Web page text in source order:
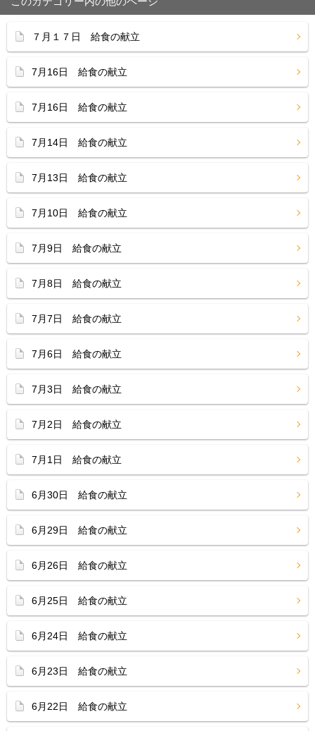
７月１７日 給食の献立
7月16日 給食の献立
7月16日 給食の献立
7月14日 給食の献立
7月13日 給食の献立
7月10日 給食の献立
7月9日 給食の献立
7月8日 給食の献立
7月7日 給食の献立
7月6日 給食の献立
7月3日 給食の献立
7月2日 給食の献立
7月1日 給食の献立
6月30日 給食の献立
6月29日 給食の献立
6月26日 給食の献立
6月25日 給食の献立
6月24日 給食の献立
6月23日 給食の献立
6月22日 給食の献立